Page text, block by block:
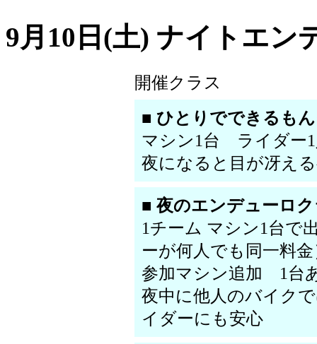
9月10日(土) ナイトエン
開催クラス
■ ひとりでできるも
マシン1台 ライダ
夜になると目が冴え
■ 夜のエンデューロ
1チーム マシン1台
ーが何人でも同一料金
参加マシン追加 1台
夜中に他人のバイク
イダーにも安心